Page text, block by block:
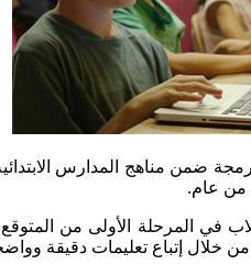
من عام.
في المرحلة الأولى من
خلال إتباع تعليمات دقيقة